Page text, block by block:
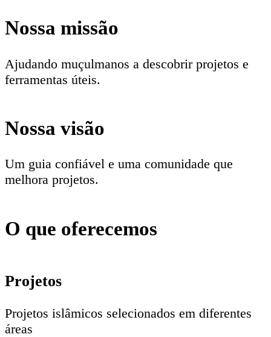
Nossa missão
Ajudando muçulmanos a descobrir projetos e
ferramentas úteis.
Nossa visão
Um guia confiável e uma comunidade que
melhora projetos.
O que oferecemos
Projetos
Projetos islâmicos selecionados em diferentes
áreas